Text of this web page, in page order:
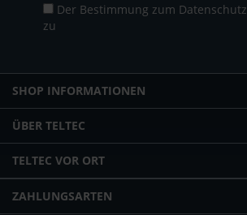
Der Bestimmung zum Datenschutz
zu
SHOP INFORMATIONEN
ÜBER TELTEC
TELTEC VOR ORT
ZAHLUNGSARTEN